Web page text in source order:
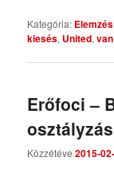
Kategória: Elemzés
kiesés, United,
Erőfoci –
osztályzás
Közzétéve2015-